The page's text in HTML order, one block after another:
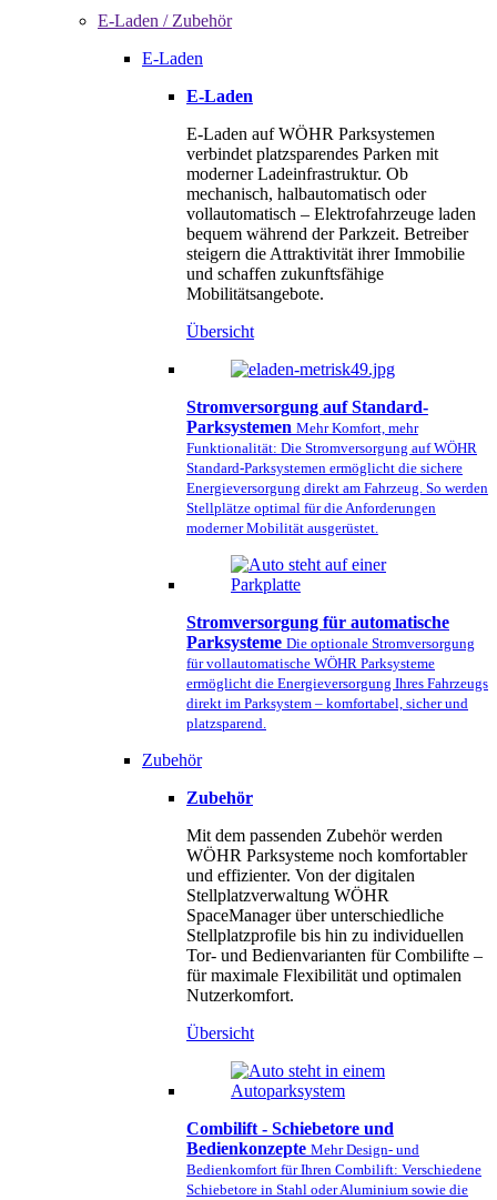
E-Laden / Zubehör
E-Laden
E-Laden
E-Laden auf WÖHR Parksystemen
verbindet platzsparendes Parken mit
moderner Ladeinfrastruktur. Ob
mechanisch, halbautomatisch oder
vollautomatisch – Elektrofahrzeuge laden
bequem während der Parkzeit. Betreiber
steigern die Attraktivität ihrer Immobilie
und schaffen zukunftsfähige
Mobilitätsangebote.
Übersicht
Stromversorgung auf Standard-
Parksystemen Mehr Komfort, mehr
Funktionalität: Die Stromversorgung auf WÖHR
Standard-Parksystemen ermöglicht die sichere
Energieversorgung direkt am Fahrzeug. So werden
Stellplätze optimal für die Anforderungen
moderner Mobilität ausgerüstet.
Stromversorgung für automatische
Parksysteme Die optionale Stromversorgung
für vollautomatische WÖHR Parksysteme
ermöglicht die Energieversorgung Ihres Fahrzeugs
direkt im Parksystem – komfortabel, sicher und
platzsparend.
Zubehör
Zubehör
Mit dem passenden Zubehör werden
WÖHR Parksysteme noch komfortabler
und effizienter. Von der digitalen
Stellplatzverwaltung WÖHR
SpaceManager über unterschiedliche
Stellplatzprofile bis hin zu individuellen
Tor- und Bedienvarianten für Combilifte –
für maximale Flexibilität und optimalen
Nutzerkomfort.
Übersicht
Combilift - Schiebetore und
Bedienkonzepte Mehr Design- und
Bedienkomfort für Ihren Combilift: Verschiedene
Schiebetore in Stahl oder Aluminium sowie die